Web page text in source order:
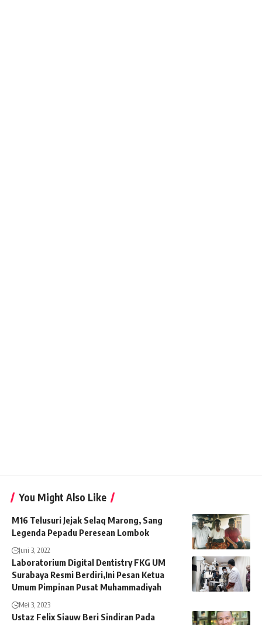
You Might Also Like
M16 Telusuri Jejak Selaq Marong, Sang
Legenda Pepadu Peresean Lombok
Juni 3, 2022
Laboratorium Digital Dentistry FKG UM
Surabaya Resmi Berdiri,Ini Pesan Ketua
Umum Pimpinan Pusat Muhammadiyah
Mei 3, 2023
Ustaz Felix Siauw Beri Sindiran Pada